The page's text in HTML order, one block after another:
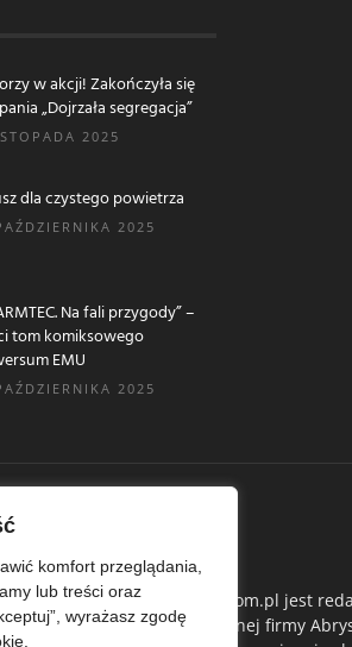
komfort przeglądania,
lub treści oraz
wyrażasz zgodę
w akcji! Zakończyła się
„Dojrzała segregacja”
2025
dla czystego powietrza
2025
Na fali przygody” –
tom komiksowego
EMU
2025
Ekoedu.com.pl jest
Ekologicznej firmy